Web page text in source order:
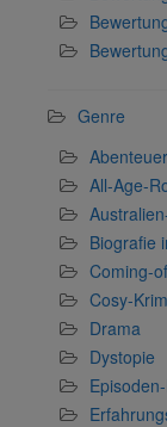
Genre
All-Age-
Biografie
Coming-
Cosy-
Drama
Dystopie